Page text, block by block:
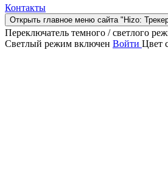
Контакты
Открыть главное меню сайта "Hizo:
Переключатель темного / светлого
Светлый режим включен Войти Цвет